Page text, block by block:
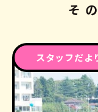
そ
スタッフだよ